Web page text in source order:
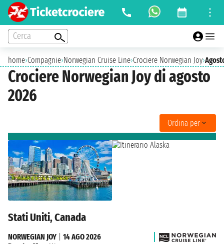
Cerca
home›Compagnie›Norwegian Cruise Line›Crociere Norwegian Joy›
Crociere Norwegian Joy di agosto
2026
Ordina per
Stati Uniti, Canada
NORWEGIAN JOY
14 AGO 2026